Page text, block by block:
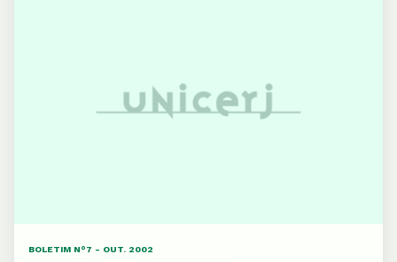
BOLETIM N°7 - OUT. 2002